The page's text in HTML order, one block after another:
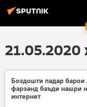
Боздошти падар барои
фарзанд баъди нашри
интернет